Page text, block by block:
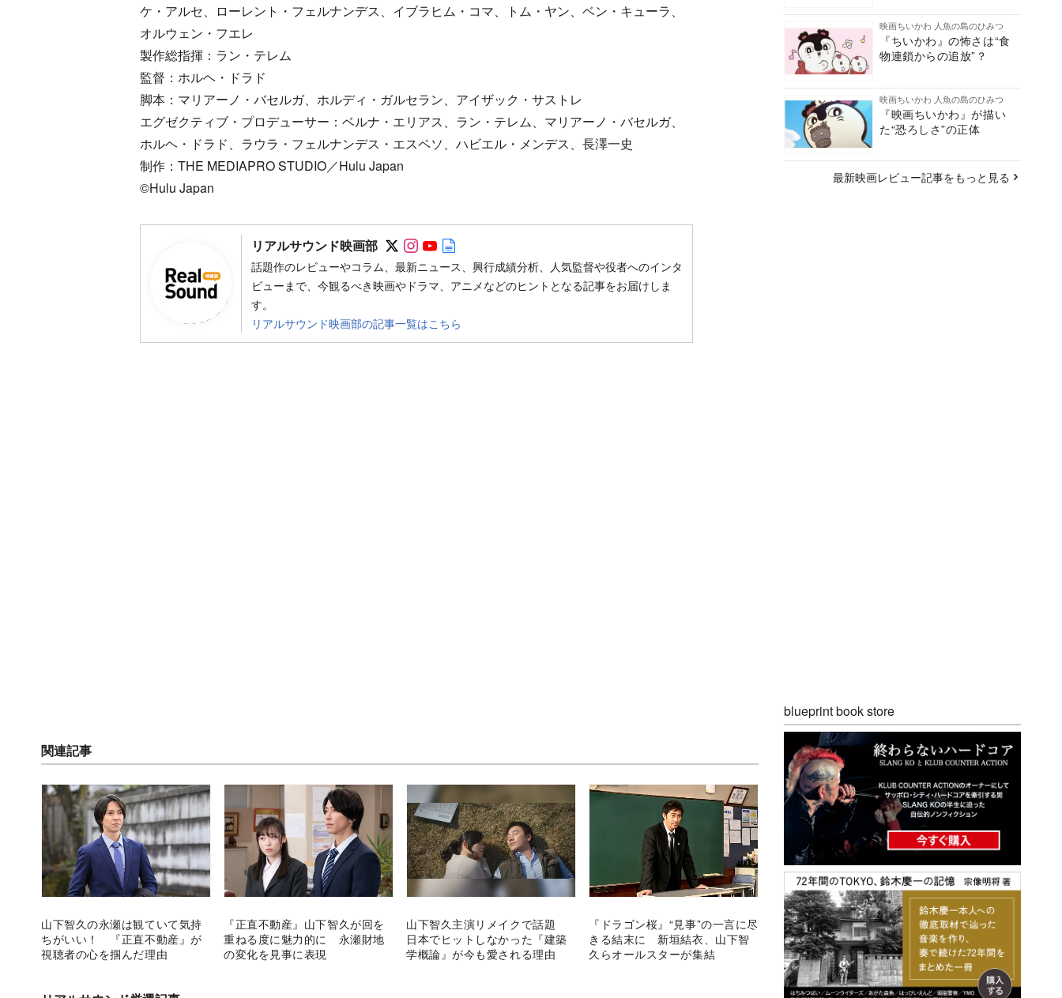
ケ・アルセ、ローレント・フェルナンデス、イブラヒム・コマ、トム・ヤン、ベン・キューラ、
オルウェン・フエレ
製作総指揮：ラン・テレム
監督：ホルヘ・ドラド
脚本：マリアーノ・バセルガ、ホルディ・ガルセラン、アイザック・サストレ
エグゼクティブ・プロデューサー：ベルナ・エリアス、ラン・テレム、マリアーノ・バセルガ、
ホルヘ・ドラド、ラウラ・フェルナンデス・エスペソ、ハビエル・メンデス、長澤一史
制作：THE MEDIAPRO STUDIO／Hulu Japan
©Hulu Japan
リアルサウンド映画部 Follow on SNS
Follow on SNS
Follow on SNS
話題作のレビューやコラム、最新ニュース、興行成績分析、人気監督や役者へのインタ
ビューまで、今観るべき映画やドラマ、アニメなどのヒントとなる記事をお届けしま
す。
リアルサウンド映画部の記事一覧はこちら
関連記事
山下智久の永瀬は観ていて気持
ちがいい！ 『正直不動産』が
視聴者の心を掴んだ理由
『正直不動産』山下智久が回を
重ねる度に魅力的に 永瀬財地
の変化を見事に表現
山下智久主演リメイクで話題
日本でヒットしなかった『建築
学概論』が今も愛される理由
『ドラゴン桜』“見事”の一言に尽
きる結末に 新垣結衣、山下智
久らオールスターが集結
映画ちいかわ 人魚の島のひみつ
『ちいかわ』の怖さは“食
物連鎖からの追放”？
映画ちいかわ 人魚の島のひみつ
『映画ちいかわ』が描い
た“恐ろしさ”の正体
最新映画レビュー記事をもっと見る
blueprint book store